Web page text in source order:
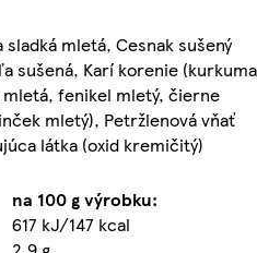
mletá, Cesnak sušený
sušená, Karí korenie (kurkuma
fenikel mletý, čierne
mletý), Petržlenová vňať
látka (oxid kremičitý)
na 100 g výrobku:
617 kJ/147 kcal